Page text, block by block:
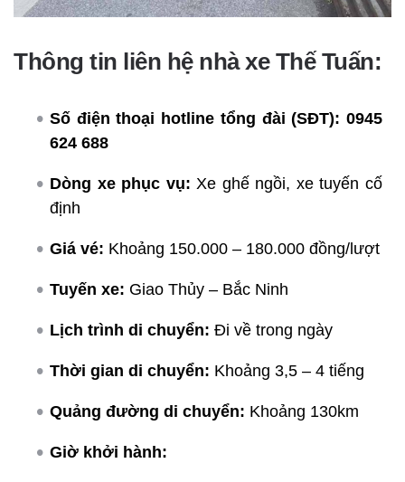
Thông tin liên hệ nhà xe Thế Tuấn:
Số điện thoại hotline tổng đài (SĐT): 0945
624 688
Dòng xe phục vụ: Xe ghế ngồi, xe tuyến cố
định
Giá vé: Khoảng 150.000 – 180.000 đồng/lượt
Tuyến xe: Giao Thủy – Bắc Ninh
Lịch trình di chuyển: Đi về trong ngày
Thời gian di chuyển: Khoảng 3,5 – 4 tiếng
Quảng đường di chuyển: Khoảng 130km
Giờ khởi hành: